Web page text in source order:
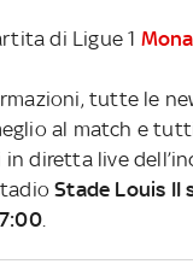
di Ligue 1
tutte le
al match e
diretta live
Stade Louis II
.